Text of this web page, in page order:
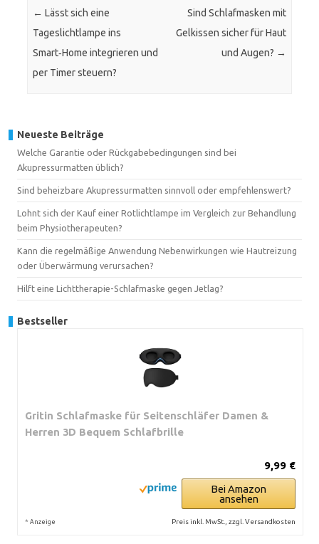
← Lässt sich eine
Tageslichtlampe ins
Smart‑Home integrieren und
per Timer steuern?
Sind Schlafmasken mit
Gelkissen sicher für Haut
und Augen? →
Neueste Beiträge
Welche Garantie oder Rückgabebedingungen sind bei
Akupressurmatten üblich?
Sind beheizbare Akupressurmatten sinnvoll oder empfehlenswert?
Lohnt sich der Kauf einer Rotlichtlampe im Vergleich zur Behandlung
beim Physiotherapeuten?
Kann die regelmäßige Anwendung Nebenwirkungen wie Hautreizung
oder Überwärmung verursachen?
Hilft eine Lichttherapie-Schlafmaske gegen Jetlag?
Bestseller
Gritin Schlafmaske für Seitenschläfer Damen &
Herren 3D Bequem Schlafbrille
9,99 €
Bei Amazon
ansehen
* Anzeige Preis inkl. MwSt., zzgl. Versandkosten